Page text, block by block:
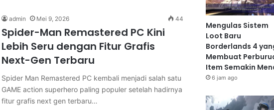
admin Mei 9, 2026 44
Spider-Man Remastered PC Kini
Lebih Seru dengan Fitur Grafis
Next-Gen Terbaru
Spider Man Remastered PC kembali menjadi salah satu
GAME action superhero paling populer setelah hadirnya
fitur grafis next gen terbaru…
Mengulas Sistem
Loot Baru
Borderlands 4
Membuat
Item Semakin
6 jam ago